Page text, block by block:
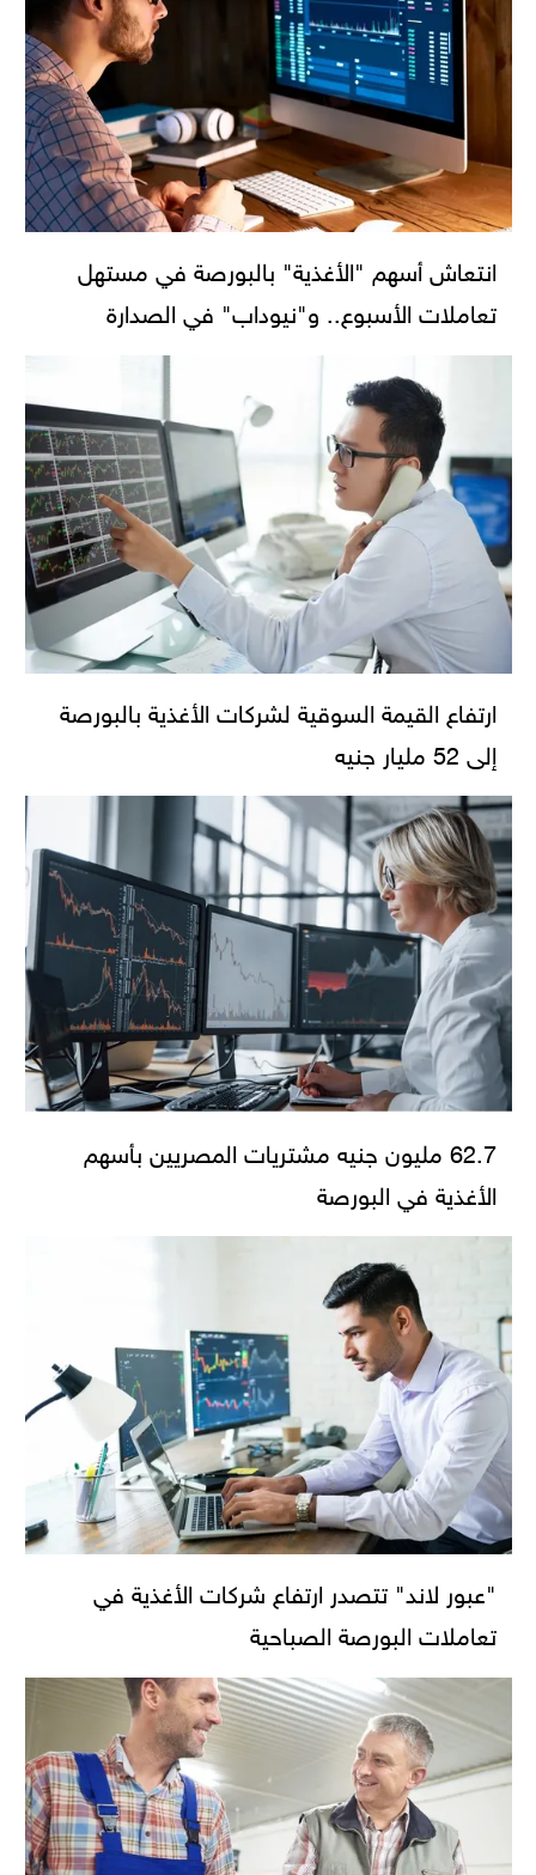
انتعاش أسهم "الأغذية" بالبورصة في مستهل
تعاملات الأسبوع.. و"نيوداب" في الصدارة
ارتفاع القيمة السوقية لشركات الأغذية بالبورصة
إلى 52 مليار جنيه
62.7 مليون جنيه مشتريات المصريين بأسهم
الأغذية في البورصة
"عبور لاند" تتصدر ارتفاع شركات الأغذية في
تعاملات البورصة الصباحية